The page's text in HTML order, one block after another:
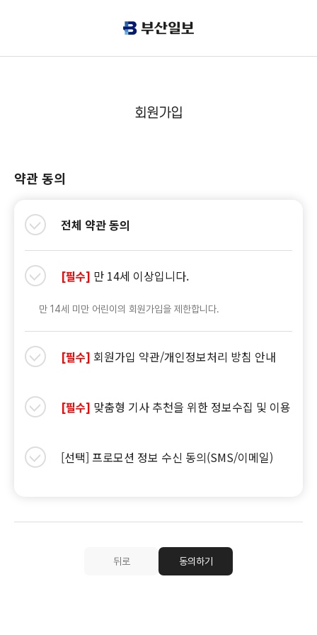
회원가입
약관 동의
전체 약관 동의
[필수] 만 14세 이상입니다.
만 14세 미만 어린이의 회원가입을 제한합니다.
[필수] 회원가입 약관/개인정보처리 방침 안내
[필수] 맞춤형 기사 추천을 위한 정보수집 및 이용
[선택] 프로모션 정보 수신 동의(SMS/이메일)
뒤로